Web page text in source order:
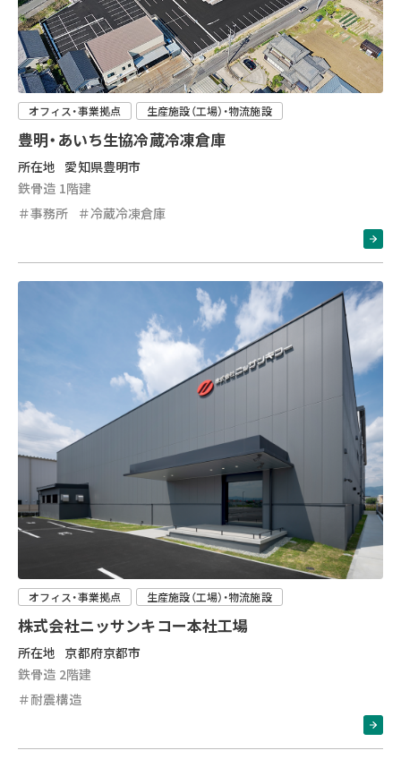
オフィス・事業拠点 生産施設（工場）・物流施設
豊明・あいち生協冷蔵冷凍倉庫
所在地 愛知県豊明市
鉄骨造 1階建
＃事務所
＃冷蔵冷凍倉庫
オフィス・事業拠点 生産施設（工場）・物流施設
株式会社ニッサンキコー本社工場
所在地 京都府京都市
鉄骨造 2階建
＃耐震構造